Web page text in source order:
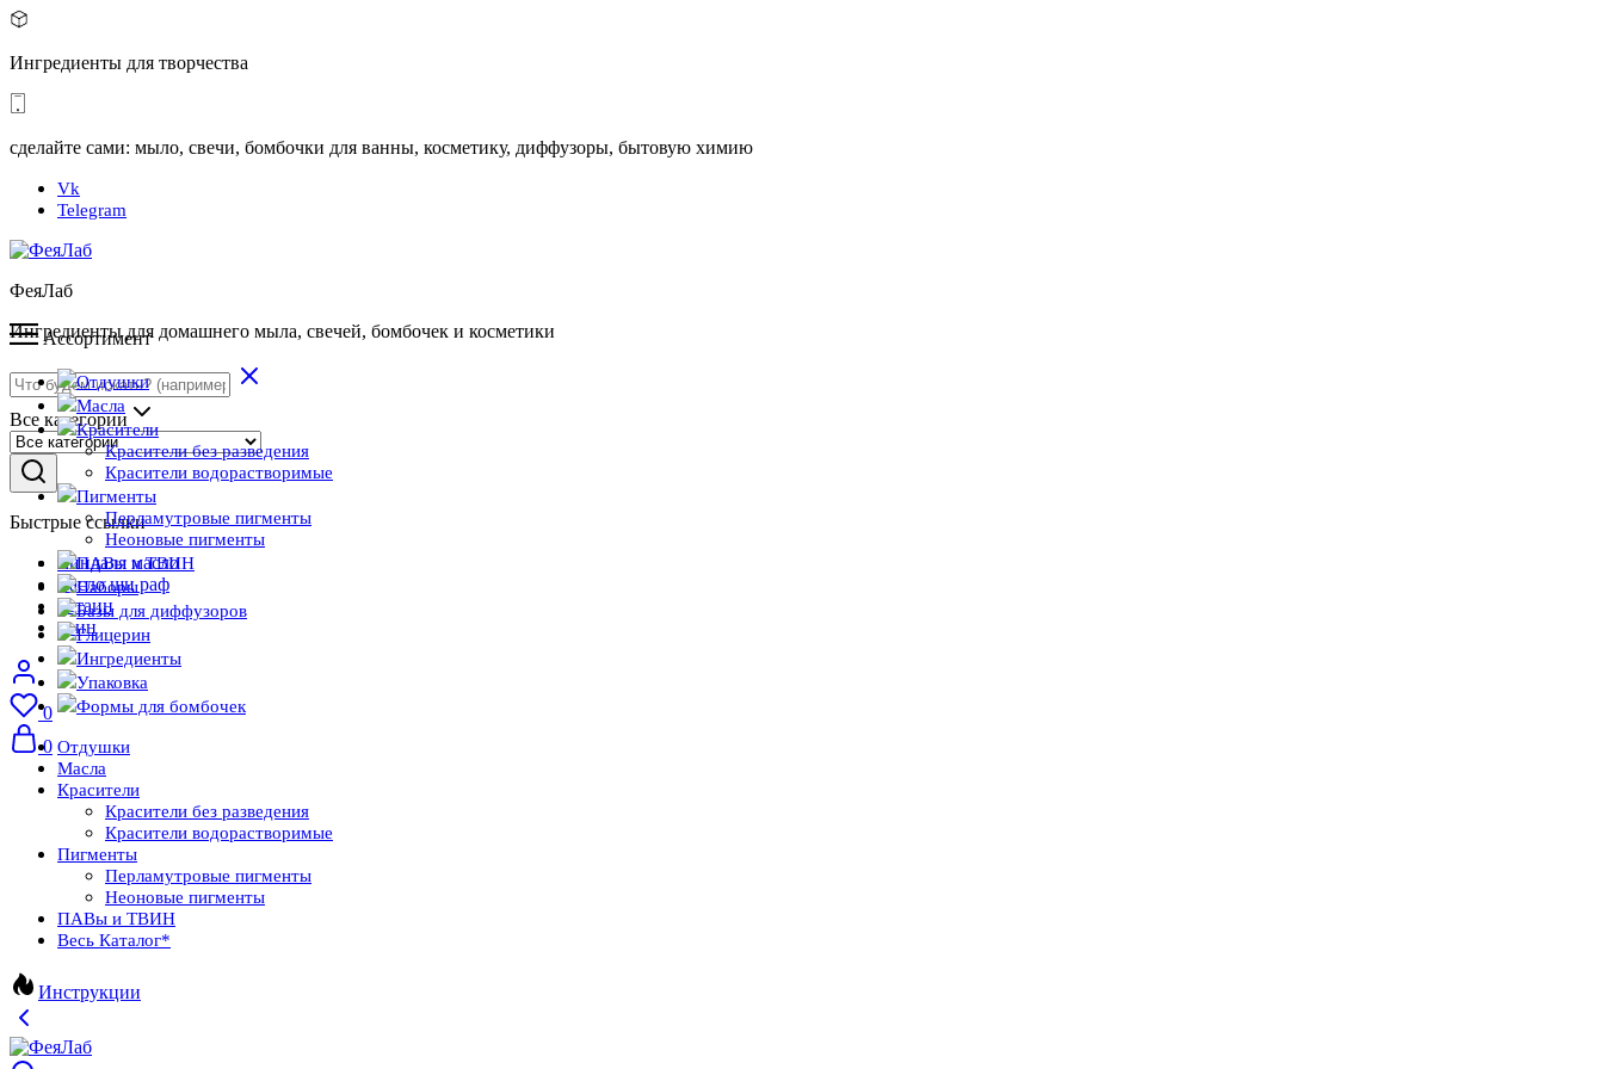
Ингредиенты для творчества
сделайте сами: мыло, свечи, бомбочки для ванны, косметику, диффузоры, бытовую химию
Vk
Telegram
ФеяЛаб
Ингредиенты для домашнего мыла, свечей, бомбочек и косметики
Все категории
Быстрые ссылки
миндаля масло
масло ши раф
бетаин
твин
0
0
Ассортимент
Отдушки
Масла
Красители
Красители без разведения
Красители водорастворимые
Пигменты
Перламутровые пигменты
Неоновые пигменты
ПАВы и ТВИН
Наборы
Базы для диффузоров
Глицерин
Ингредиенты
Упаковка
Формы для бомбочек
Отдушки
Масла
Красители
Красители без разведения
Красители водорастворимые
Пигменты
Перламутровые пигменты
Неоновые пигменты
ПАВы и ТВИН
Весь Каталог*
Инструкции